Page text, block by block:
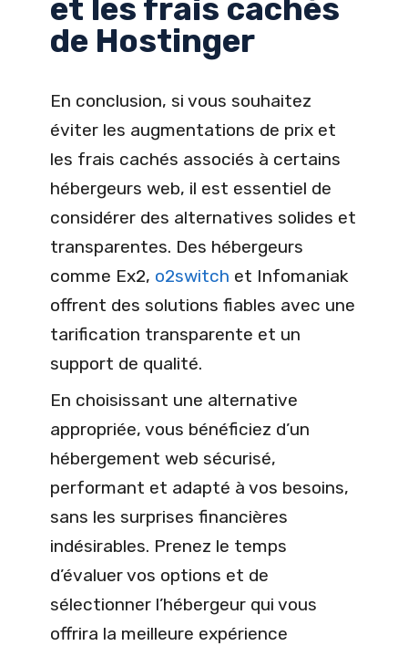
et les frais cachés
de Hostinger
En conclusion, si vous souhaitez
éviter les augmentations de prix et
les frais cachés associés à certains
hébergeurs web, il est essentiel de
considérer des alternatives solides et
transparentes. Des hébergeurs
comme Ex2, o2switch et Infomaniak
offrent des solutions fiables avec une
tarification transparente et un
support de qualité.
En choisissant une alternative
appropriée, vous bénéficiez d’un
hébergement web sécurisé,
performant et adapté à vos besoins,
sans les surprises financières
indésirables. Prenez le temps
d’évaluer vos options et de
sélectionner l’hébergeur qui vous
offrira la meilleure expérience